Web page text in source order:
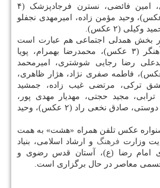
علیئی، سیدحسین عمادی، امین فائضی، نسترن فرجادپزشک (۴
سلیمان گلی (۲ عکس)، وحید مؤمن زاده، امیرمهدی نجفلو
(۲ عکس).
بخش همدلی اجتماعی هم عبارت است
از: مهین انتظار، محمد آهنگر (۳ عکس)، محمدرضا بهمرام، پویا
رضا رجایی شوشتری، امیرمحمد
امین رحمانی (۵ عکس)، فاطمه صفری نژاد، هژار ظاهری،
ترکی، مرتضی غیب زاده، جمشید
ترابی، مجید حجتی، مهدیار مهدی پور،
پژمان مولایی، آرزو میرزا دوستی، صادق نخعی راد (۲ عکس)، وحید
عکس تلفن همراه «هشت» به همت
وزارت فرهنگ و ارشاد اسلامی، بنیاد
امام رضا (ع)، آستان قدس رضوی و
معاصر در حال برگزاری است.